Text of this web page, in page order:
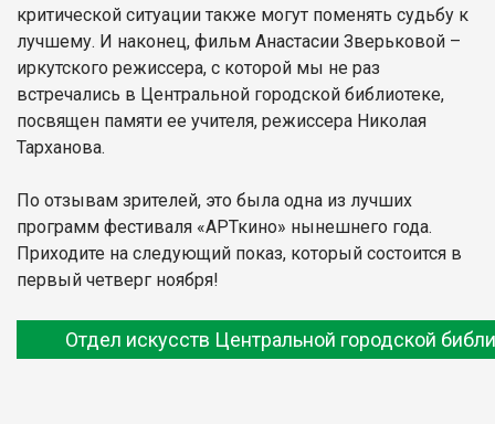
критической ситуации также могут поменять судьбу к
лучшему. И наконец, фильм Анастасии Зверьковой –
иркутского режиссера, с которой мы не раз
встречались в Центральной городской библиотеке,
посвящен памяти ее учителя, режиссера Николая
Тарханова.
По отзывам зрителей, это была одна из лучших
программ фестиваля «АРТкино» нынешнего года.
Приходите на следующий показ, который состоится в
первый четверг ноября!
Отдел искусств Центральной городской